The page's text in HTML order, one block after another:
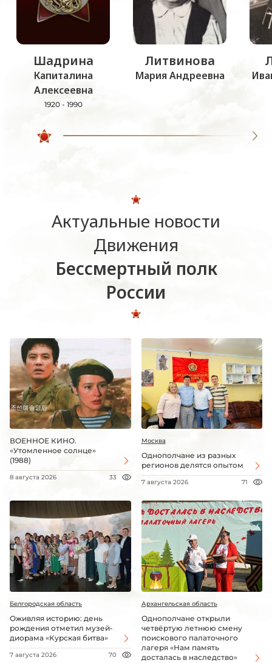
Шадрина
Капиталина
Алексеевна
1920 - 1990
Литвинова
Мария Андреевна
Актуальные новости
Движения
Бессмертный полк
России
ВОЕННОЕ КИНО.
«Утомленное солнце»
(1988)
8 августа 2026 33
Москва
Однополчане из разных
регионов делятся опытом
7 августа 2026 71
Белгородская область
Оживляя историю: день
рождения отметил музей-
диорама «Курская битва»
7 августа 2026 70
Архангельская область
Однополчане открыли
четвёртую летнюю смену
поискового палаточного
лагеря «Нам память
досталась в наследство»